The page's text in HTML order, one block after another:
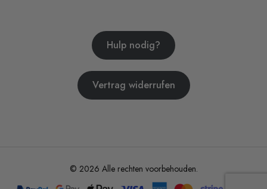
Hulp nodig?
Vertrag widerrufen
© 2026 Alle rechten voorbehouden.